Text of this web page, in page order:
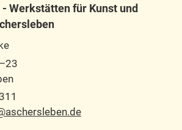
Werkstätten für Kunst und